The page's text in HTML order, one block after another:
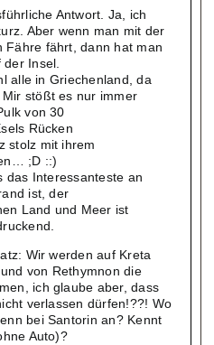
Antwort. Ja, ich
Aber wenn man mit der
Fähre fährt, dann hat man
der Insel.
alle in Griechenland, da
stößt es nur immer
von 30
Rücken
stolz mit ihrem
;D ::)
das Interessanteste an
ist, der
Land und Meer ist
Wir werden auf Kreta
von Rethymnon die
ich glaube aber, dass
verlassen dürfen!??! Wo
bei Santorin an? Kennt
Auto)?